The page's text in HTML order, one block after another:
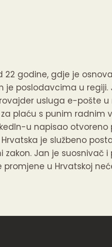
godine, gdje je
je poslodavcima u
usluga e-pošte
plaću s punim radnim
u napisao
je službeno
Jan je
u Hrvatskoj